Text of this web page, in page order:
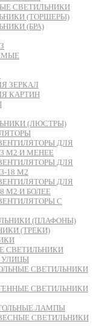
СВЕТИЛЬНИКИ
(ТОРШЕРЫ)
(БРА)
ЗЕРКАЛ
КАРТИН
(ЛЮСТРЫ)
ДЛЯ
М2 И МЕНЕЕ
ДЛЯ
18 М2
ДЛЯ
М2 И БОЛЕЕ
С
(ПЛАФОНЫ)
(ТРЕКИ)
СВЕТИЛЬНИКИ
СВЕТИЛЬНИКИ
СВЕТИЛЬНИКИ
ЛАМПЫ
СВЕТИЛЬНИКИ